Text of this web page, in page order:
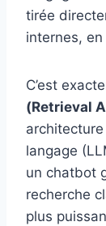
tirée
internes,
C’est
(Retrieval
langage
un chatbot
recherche
plus